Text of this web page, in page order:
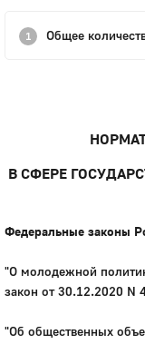
Общее
В СФЕРЕ
Федеральные законы
"О молодежной
закон от 30.12.2020 N
"Об общественных